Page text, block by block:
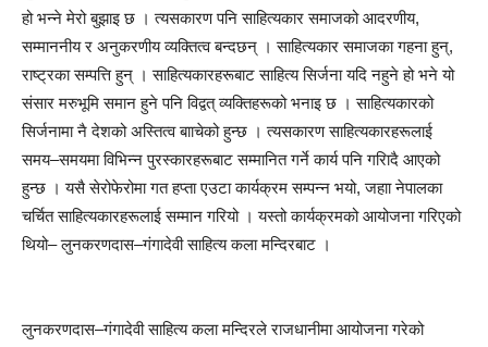
हो भन्ने मेरो बुझाइ छ । त्यसकारण पनि साहित्यकार समाजको आदरणीय,
सम्माननीय र अनुकरणीय व्यक्तित्व बन्दछन् । साहित्यकार समाजका गहना हुन्,
राष्ट्रका सम्पत्ति हुन् । साहित्यकारहरूबाट साहित्य सिर्जना यदि नहुने हो भने यो
संसार मरुभूमि समान हुने पनि विद्वत् व्यक्तिहरूको भनाइ छ । साहित्यकारको
सिर्जनामा नै देशको अस्तित्व बााचेको हुन्छ । त्यसकारण साहित्यकारहरूलाई
समय–समयमा विभिन्न पुरस्कारहरूबाट सम्मानित गर्ने कार्य पनि गरिादै आएको
हुन्छ । यसै सेरोफेरोमा गत हप्ता एउटा कार्यक्रम सम्पन्न भयो, जहाा नेपालका
चर्चित साहित्यकारहरूलाई सम्मान गरियो । यस्तो कार्यक्रमको आयोजना गरिएको
थियो– लुनकरणदास–गंगादेवी साहित्य कला मन्दिरबाट ।
लुनकरणदास–गंगादेवी साहित्य कला मन्दिरले राजधानीमा आयोजना गरेको